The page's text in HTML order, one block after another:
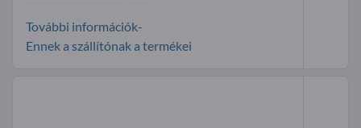
További információk-
Ennek a szállítónak a termékei